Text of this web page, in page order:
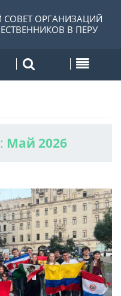
ОРГАНИЗАЦИЙ
В ПЕРУ
Май 2026